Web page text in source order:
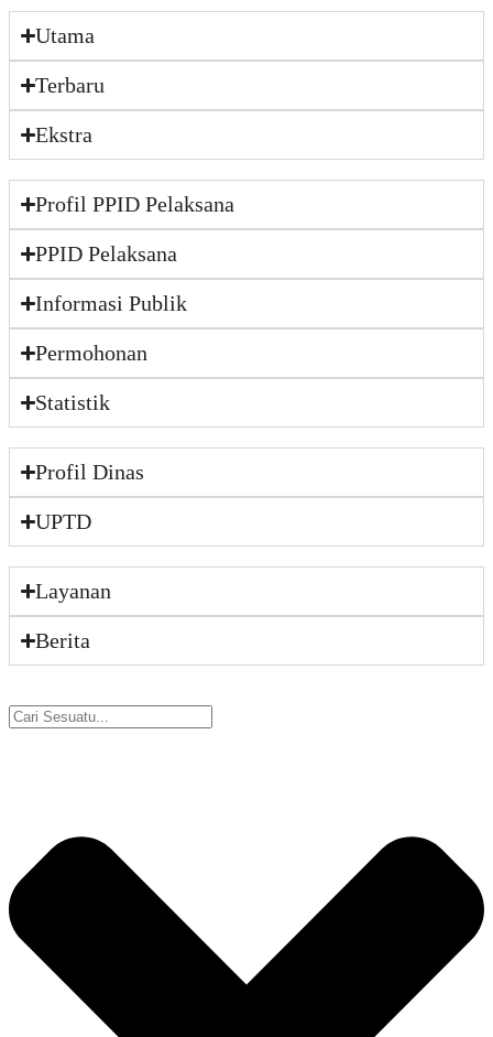
Utama
Terbaru
Ekstra
Profil PPID Pelaksana
PPID Pelaksana
Informasi Publik
Permohonan
Statistik
Profil Dinas
UPTD
Layanan
Berita